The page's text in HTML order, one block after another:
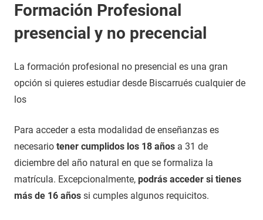
Formación Profesional
presencial y no precencial
La formación profesional no presencial es una gran
opción si quieres estudiar desde Biscarrués cualquier de
los
Para acceder a esta modalidad de enseñanzas es
necesario tener cumplidos los 18 años a 31 de
diciembre del año natural en que se formaliza la
matrícula. Excepcionalmente, podrás acceder si tienes
más de 16 años si cumples algunos requicitos.